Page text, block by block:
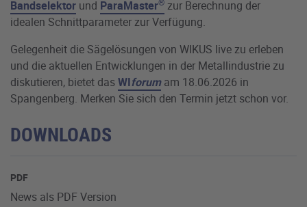
Bandselektor und ParaMaster® zur Berechnung der
idealen Schnittparameter zur Verfügung.
Gelegenheit die Sägelösungen von WIKUS live zu erleben
und die aktuellen Entwicklungen in der Metallindustrie zu
diskutieren, bietet dasWIforumam 18.06.2026 in
Spangenberg. Merken Sie sich den Termin jetzt schon vor.
DOWNLOADS
PDF
News als PDF Version